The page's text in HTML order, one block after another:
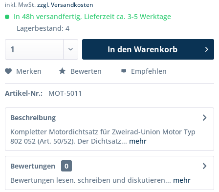
inkl. MwSt.zzgl. Versandkosten
In 48h versandfertig, Lieferzeit ca. 3-5 Werktage
Lagerbestand: 4
In den Warenkorb
Merken Bewerten Empfehlen
Artikel-Nr.: MOT-5011
Beschreibung
Kompletter Motordichtsatz für Zweirad-Union Motor Typ
802 052 (Art. 50/52). Der Dichtsatz... mehr
Bewertungen
0
Bewertungen lesen, schreiben und diskutieren... mehr